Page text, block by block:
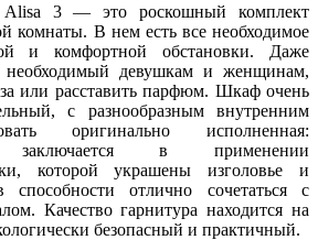
Alisa 3 — это роскошный комплект
комнаты. В нем есть все необходимое
и комфортной обстановки. Даже
необходимый девушкам и женщинам,
или расставить парфюм. Шкаф очень
с разнообразным внутренним
оригинально исполненная:
заключается в применении
которой украшены изголовье и
отлично сочетаться с
Качество гарнитура находится на
безопасный и практичный.